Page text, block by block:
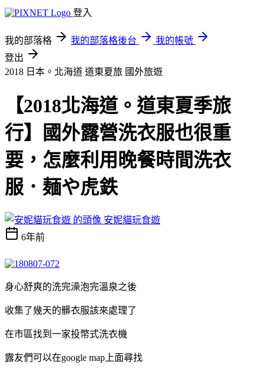
登入
我的部落格 我的部落格後台
我的帳號
登出
2018 日本。北海道 道東夏旅 國外旅遊
【2018北海道。道東夏季旅
行】國外露營洗衣服也很重
要，怎麼利用晚餐時間洗衣
服．麺や虎鉄
安妮貓玩食遊
6年前
身心舒爽的洗完澡泡完溫泉之後
收集了幾天的髒衣服該來處理了
在市區找到一家投幣式洗衣機
露友們可以在google map上面尋找